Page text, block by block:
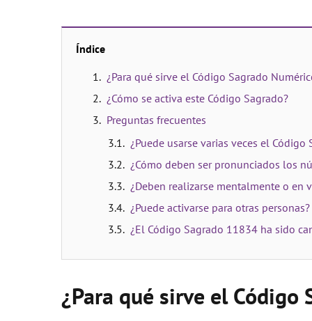
Índice
¿Para qué sirve el Código Sagrado
¿Cómo se activa este Código Sagrado?
Preguntas frecuentes
¿Puede usarse varias veces el Código
¿Cómo deben ser pronunciados los
¿Deben realizarse mentalmente o en
¿Puede activarse para otras personas?
¿El Código Sagrado 11834 ha sido
¿Para qué sirve el